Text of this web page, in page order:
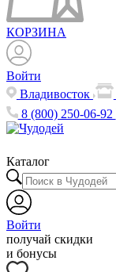
КОРЗИНА
Войти
Владивосток
8 (800) 250-06-92
Каталог
Войти
получай скидки
и бонусы